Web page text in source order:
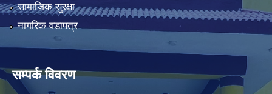
सामाजिक सुरक्षा
नागरिक वडापत्र
सम्पर्क विवरण